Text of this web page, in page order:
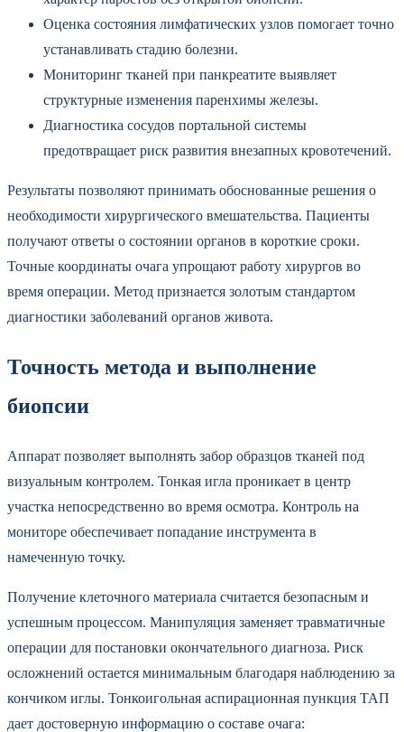
Оценка состояния лимфатических узлов помогает точно
устанавливать стадию болезни.
Мониторинг тканей при панкреатите выявляет
структурные изменения паренхимы железы.
Диагностика сосудов портальной системы
предотвращает риск развития внезапных кровотечений.
Результаты позволяют принимать обоснованные решения о
необходимости хирургического вмешательства. Пациенты
получают ответы о состоянии органов в короткие сроки.
Точные координаты очага упрощают работу хирургов во
время операции. Метод признается золотым стандартом
диагностики заболеваний органов живота.
Точность метода и выполнение
биопсии
Аппарат позволяет выполнять забор образцов тканей под
визуальным контролем. Тонкая игла проникает в центр
участка непосредственно во время осмотра. Контроль на
мониторе обеспечивает попадание инструмента в
намеченную точку.
Получение клеточного материала считается безопасным и
успешным процессом. Манипуляция заменяет травматичные
операции для постановки окончательного диагноза. Риск
осложнений остается минимальным благодаря наблюдению за
кончиком иглы. Тонкоигольная аспирационная пункция ТАП
дает достоверную информацию о составе очага: